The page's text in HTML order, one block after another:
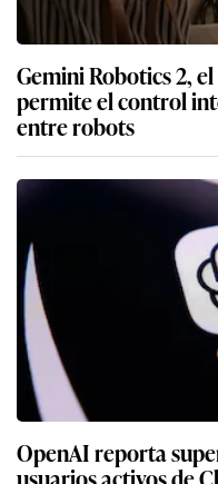
Gemini Robotics 2,
permite el control
entre robots
OpenAI reporta
usuarios activos de